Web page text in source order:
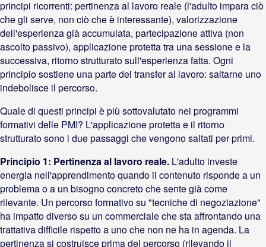
principi ricorrenti: pertinenza al lavoro reale (l'adulto impara ciò
che gli serve, non ciò che è interessante), valorizzazione
dell'esperienza già accumulata, partecipazione attiva (non
ascolto passivo), applicazione protetta tra una sessione e la
successiva, ritorno strutturato sull'esperienza fatta. Ogni
principio sostiene una parte del transfer al lavoro: saltarne uno
indebolisce il percorso.
Quale di questi principi è più sottovalutato nei programmi
formativi delle PMI? L'applicazione protetta e il ritorno
strutturato sono i due passaggi che vengono saltati per primi.
Principio 1: Pertinenza al lavoro reale. L'adulto investe
energia nell'apprendimento quando il contenuto risponde a un
problema o a un bisogno concreto che sente già come
rilevante. Un percorso formativo su "tecniche di negoziazione"
ha impatto diverso su un commerciale che sta affrontando una
trattativa difficile rispetto a uno che non ne ha in agenda. La
pertinenza si costruisce prima del percorso (rilevando il